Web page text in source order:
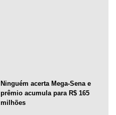
Ninguém acerta Mega-Sena e
prêmio acumula para R$ 165
milhões